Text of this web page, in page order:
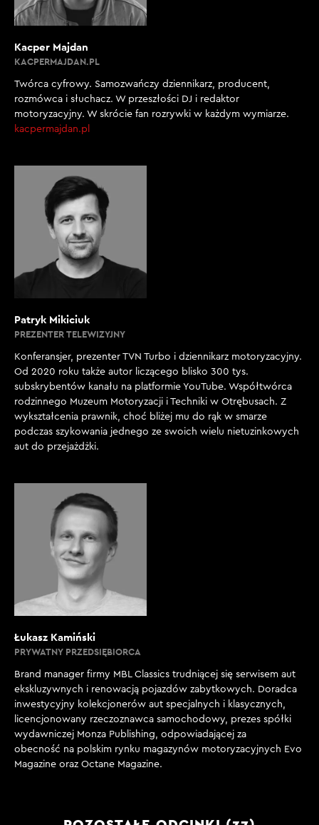
Kacper Majdan
KACPERMAJDAN.PL
Twórca cyfrowy. Samozwańczy dziennikarz, producent,
rozmówca i słuchacz. W przeszłości DJ i redaktor
motoryzacyjny. W skrócie fan rozrywki w każdym wymiarze.
kacpermajdan.pl
Patryk Mikiciuk
PREZENTER TELEWIZYJNY
Konferansjer, prezenter TVN Turbo i dziennikarz motoryzacyjny.
Od 2020 roku także autor liczącego blisko 300 tys.
subskrybentów kanału na platformie YouTube. Współtwórca
rodzinnego Muzeum Motoryzacji i Techniki w Otrębusach. Z
wykształcenia prawnik, choć bliżej mu do rąk w smarze
podczas szykowania jednego ze swoich wielu nietuzinkowych
aut do przejażdżki.
Łukasz Kamiński
PRYWATNY PRZEDSIĘBIORCA
Brand manager firmy MBL Classics trudniącej się serwisem aut
ekskluzywnych i renowacją pojazdów zabytkowych. Doradca
inwestycyjny kolekcjonerów aut specjalnych i klasycznych,
licencjonowany rzeczoznawca samochodowy, prezes spółki
wydawniczej Monza Publishing, odpowiadającej za
obecność na polskim rynku magazynów motoryzacyjnych Evo
Magazine oraz Octane Magazine.